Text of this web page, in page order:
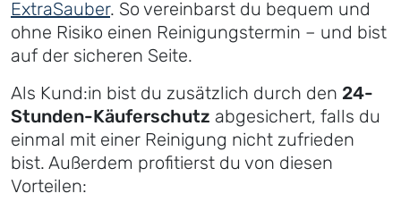
ExtraSauber. So vereinbarst du bequem und
ohne Risiko einen Reinigungstermin – und bist
auf der sicheren Seite.
Als Kund:in bist du zusätzlich durch den 24-
Stunden-Käuferschutz abgesichert, falls du
einmal mit einer Reinigung nicht zufrieden
bist. Außerdem profitierst du von diesen
Vorteilen: